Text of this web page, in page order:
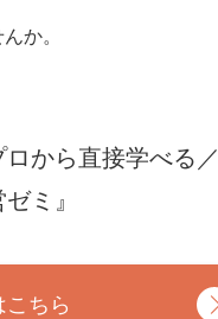
か。
から直接学べる／
ミ』
ちら